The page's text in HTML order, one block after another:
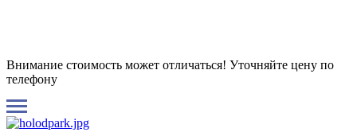
Внимание стоимость может отличаться! Уточняйте цену по
телефону